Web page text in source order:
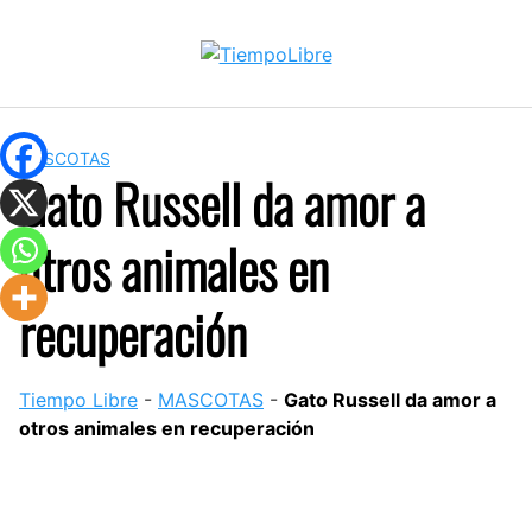
MASCOTAS
Gato Russell da amor a
otros animales en
recuperación
Tiempo Libre - MASCOTAS - Gato Russell da amor a
otros animales en recuperación